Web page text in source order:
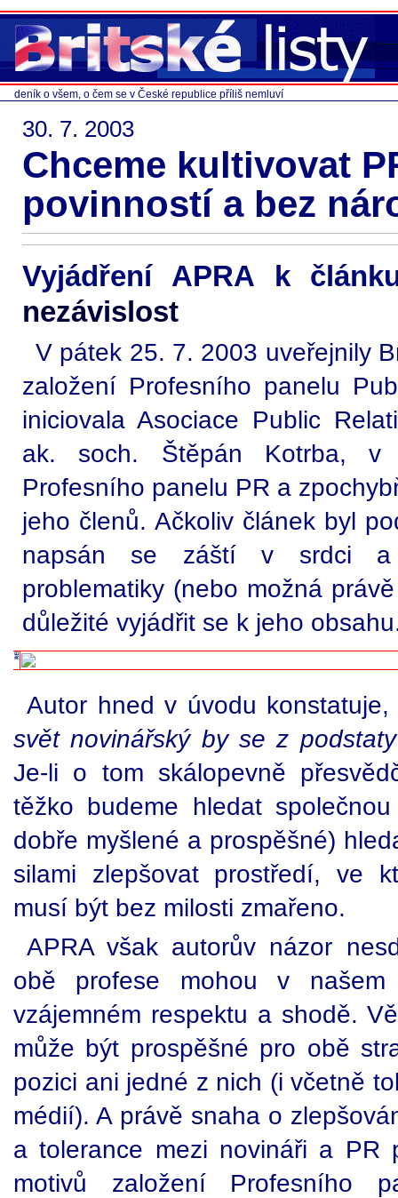
deník o všem, o čem se v České republice příliš nemluví
30. 7. 2003
Chceme kultivovat
povinností a bez
Vyjádření APRA k
nezávislost
V pátek 25. 7. 2003 uveřejnily
založení Profesního panelu
iniciovala Asociace Public
ak. soch. Štěpán Kotrba, v
Profesního panelu PR a
jeho členů. Ačkoliv článek byl
napsán se záští v srdci a
problematiky (nebo možná
důležité vyjádřit se k jeho
Autor hned v úvodu
svět novinářský by se z
Je-li o tom skálopevně
těžko budeme hledat
dobře myšlené a prospěšné)
silami zlepšovat prostředí, ve
musí být bez milosti zmařeno.
APRA však autorův názor
obě profese mohou v našem
vzájemném respektu a shodě.
může být prospěšné pro obě
pozici ani jedné z nich (i včetně
médií). A právě snaha o
a tolerance mezi novináři a PR
motivů založení Profesního